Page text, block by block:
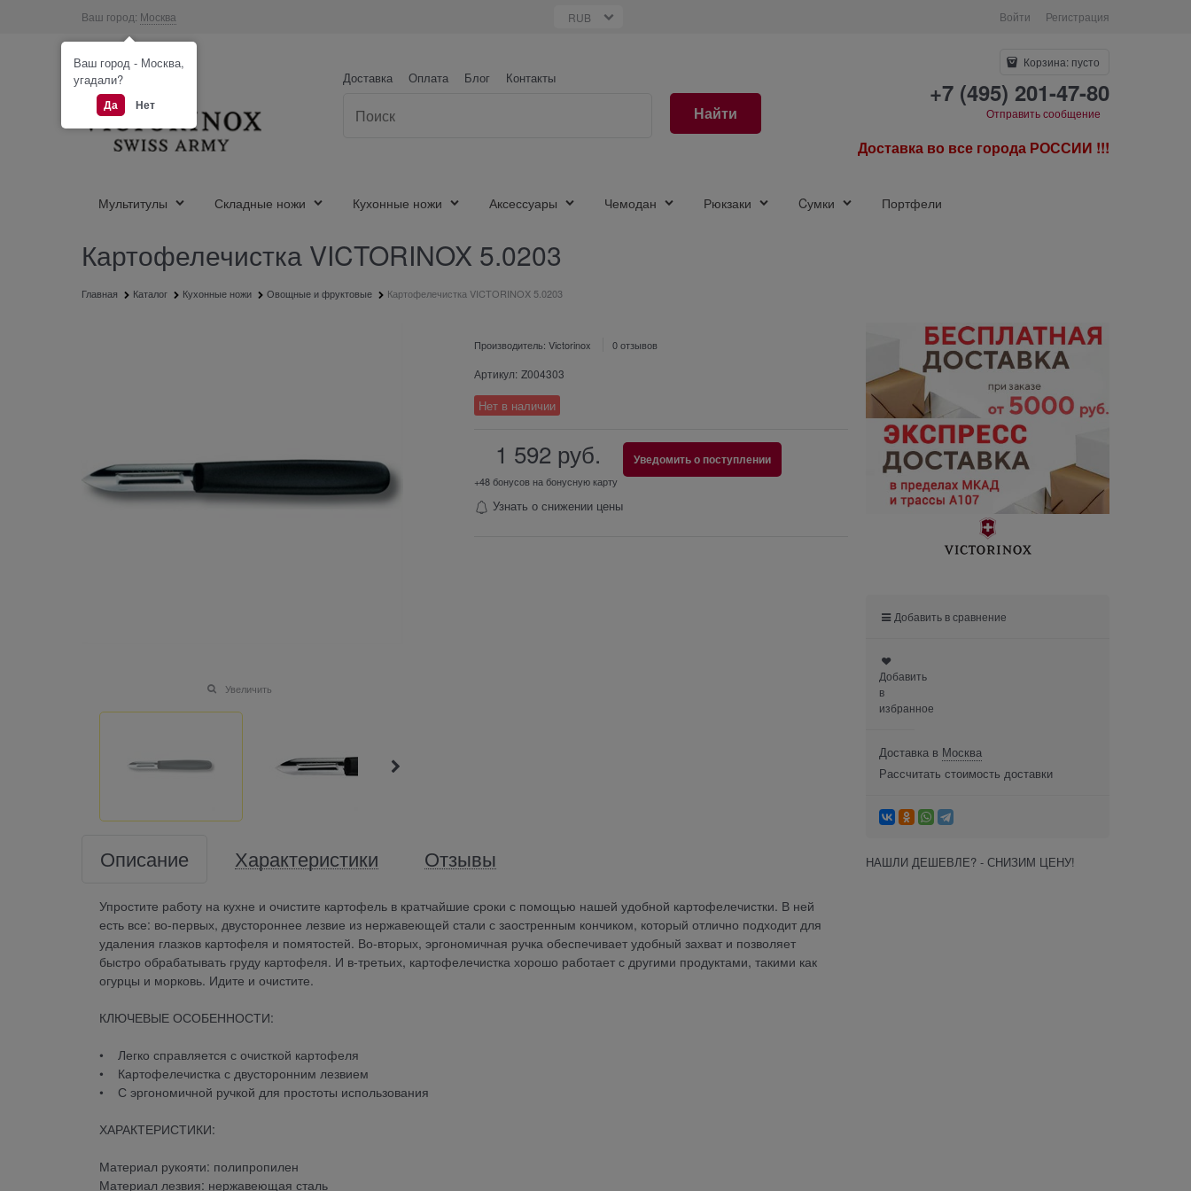
Ваш город: Москва Войти Регистрация
Доставка Оплата Блог Контакты
Найти
Корзина: пусто
+7 (495) 201-47-80
Отправить сообщение
Доставка во все города РОССИИ !!!
Мультитулы Складные ножи Кухонные ножи Аксессуары Чемодан Рюкзаки Cумки Портфели
Картофелечистка VICTORINOX 5.0203
Главная Каталог Кухонные ножи Овощные и фруктовые Картофелечистка VICTORINOX 5.0203
Увеличить
Производитель: Victorinox 0 отзывов
Артикул: Z004303
Нет в наличии
1 592 руб.
+48 бонусов на бонусную карту
Узнать о снижении цены
Уведомить о поступлении
Описание Характеристики Отзывы
Упростите работу на кухне и очистите картофель в кратчайшие сроки с помощью нашей удобной картофелечистки. В ней
есть все: во-первых, двустороннее лезвие из нержавеющей стали с заостренным кончиком, который отлично подходит для
удаления глазков картофеля и помятостей. Во-вторых, эргономичная ручка обеспечивает удобный захват и позволяет
быстро обрабатывать груду картофеля. И в-третьих, картофелечистка хорошо работает с другими продуктами, такими как
огурцы и морковь. Идите и очистите.
КЛЮЧЕВЫЕ ОСОБЕННОСТИ:
• Легко справляется с очисткой картофеля
• Картофелечистка с двусторонним лезвием
• С эргономичной ручкой для простоты использования
ХАРАКТЕРИСТИКИ:
Материал рукояти: полипропилен
Материал лезвия: нержавеющая сталь
Добавить в сравнение
Добавить
в
избранное
Доставка в Москва
Рассчитать стоимость доставки
НАШЛИ ДЕШЕВЛЕ? - СНИЗИМ ЦЕНУ!
Ваш город - Москва,
угадали?
Да Нет